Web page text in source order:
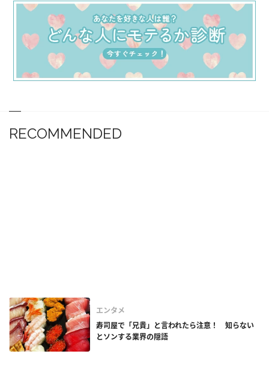
RECOMMENDED
エンタメ
寿司屋で「兄貴」と言われたら注意！ 知らない
とソンする業界の隠語